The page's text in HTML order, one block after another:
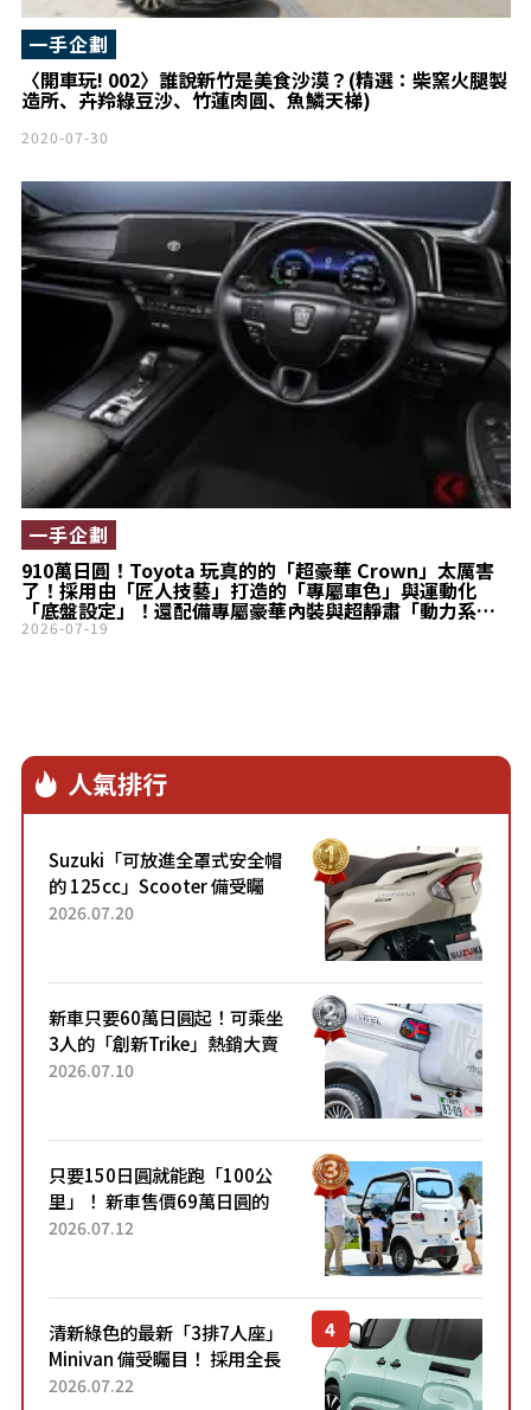
〈開車玩! 002〉誰說新竹是美食沙漠？(精選：柴窯火腿製
造所、卉羚綠豆沙、竹蓮肉圓、魚鱗天梯)
一手企劃
2020-07-30
910萬日圓！Toyota 玩真的的「超豪華 Crown」太厲害
了！採用由「匠人技藝」打造的「專屬車色」與運動化
「底盤設定」！還配備專屬豪華內裝與超靜肅「動力系
統」！頂級車型「THE LIMITED-MATTE METAL」到底有
一手企劃
2026-07-19
人氣排行
Suzuki「可放進全罩式安全帽
的 125cc」Scooter 備受矚
目！採用全新流線設計與各項
2026.07.20
新車只要60萬日圓起！可乘坐
3人的「創新Trike」熱銷大賣
成為人氣車款！「養車成本真
2026.07.10
只要150日圓就能跑「100公
里」！ 新車售價69萬日圓的
「3人座」Trike大受歡迎！ 順
2026.07.12
清新綠色的最新「3排7人座」
Minivan 備受矚目！ 採用全長
4.7公尺剛剛好的車身尺寸與
2026.07.22